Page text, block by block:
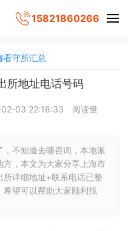
15821860266
看守所汇总
所地址电话号码
03 22:18:33
阅读量
不知道去哪咨询，本地派
方，本文为大家分享上海市
所详细地址+联系电话已整
望可以帮助大家顺利找